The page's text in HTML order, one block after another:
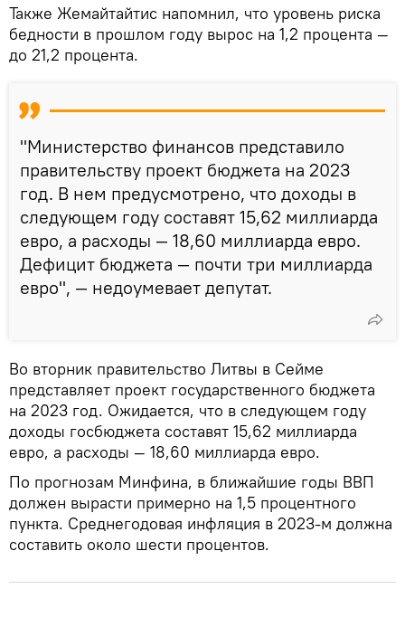
Также Жемайтайтис напомнил, что уровень риска
бедности в прошлом году вырос на 1,2 процента —
до 21,2 процента.
"Министерство финансов представило
правительству проект бюджета на 2023
год. В нем предусмотрено, что доходы в
следующем году составят 15,62 миллиарда
евро, а расходы — 18,60 миллиарда евро.
Дефицит бюджета — почти три миллиарда
евро", — недоумевает депутат.
Во вторник правительство Литвы в Сейме
представляет проект государственного бюджета
на 2023 год. Ожидается, что в следующем году
доходы госбюджета составят 15,62 миллиарда
евро, а расходы — 18,60 миллиарда евро.
По прогнозам Минфина, в ближайшие годы ВВП
должен вырасти примерно на 1,5 процентного
пункта. Среднегодовая инфляция в 2023-м должна
составить около шести процентов.